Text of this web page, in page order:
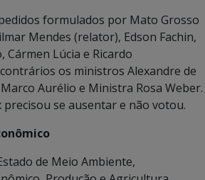
formulados por Mato Grosso
Mendes (relator), Edson Fachin,
Lúcia e Ricardo
os ministros Alexandre de
Aurélio e Ministra Rosa Weber.
precisou se ausentar e não votou.
de Meio Ambiente,